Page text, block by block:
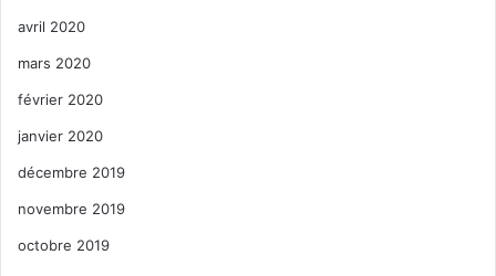
avril 2020
mars 2020
février 2020
janvier 2020
décembre 2019
novembre 2019
octobre 2019